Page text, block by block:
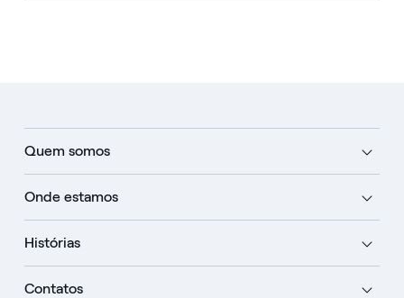
Quem somos
Onde estamos
Histórias
Contatos